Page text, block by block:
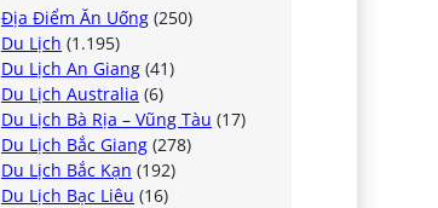
Địa Điểm Ăn Uống (250)
Du Lịch (1.195)
Du Lịch An Giang (41)
Du Lịch Australia (6)
Du Lịch Bà Rịa – Vũng Tàu (17)
Du Lịch Bắc Giang (278)
Du Lịch Bắc Kạn (192)
Du Lịch Bạc Liêu (16)